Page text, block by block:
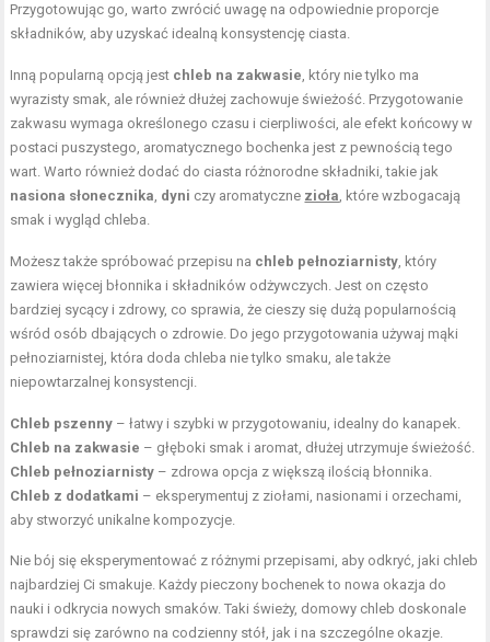
Przygotowując go, warto zwrócić uwagę na odpowiednie proporcje
składników, aby uzyskać idealną konsystencję ciasta.
Inną popularną opcją jest chleb na zakwasie, który nie tylko ma
wyrazisty smak, ale również dłużej zachowuje świeżość. Przygotowanie
zakwasu wymaga określonego czasu i cierpliwości, ale efekt końcowy w
postaci puszystego, aromatycznego bochenka jest z pewnością tego
wart. Warto również dodać do ciasta różnorodne składniki, takie jak
nasiona słonecznika, dyni czy aromatyczne zioła, które wzbogacają
smak i wygląd chleba.
Możesz także spróbować przepisu na chleb pełnoziarnisty, który
zawiera więcej błonnika i składników odżywczych. Jest on często
bardziej sycący i zdrowy, co sprawia, że cieszy się dużą popularnością
wśród osób dbających o zdrowie. Do jego przygotowania używaj mąki
pełnoziarnistej, która doda chleba nie tylko smaku, ale także
niepowtarzalnej konsystencji.
Chleb pszenny – łatwy i szybki w przygotowaniu, idealny do kanapek.
Chleb na zakwasie – głęboki smak i aromat, dłużej utrzymuje świeżość.
Chleb pełnoziarnisty – zdrowa opcja z większą ilością błonnika.
Chleb z dodatkami – eksperymentuj z ziołami, nasionami i orzechami,
aby stworzyć unikalne kompozycje.
Nie bój się eksperymentować z różnymi przepisami, aby odkryć, jaki chleb
najbardziej Ci smakuje. Każdy pieczony bochenek to nowa okazja do
nauki i odkrycia nowych smaków. Taki świeży, domowy chleb doskonale
sprawdzi się zarówno na codzienny stół, jak i na szczególne okazje.